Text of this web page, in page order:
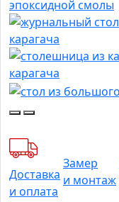
Доставка
и оплата
Замер
и монтаж